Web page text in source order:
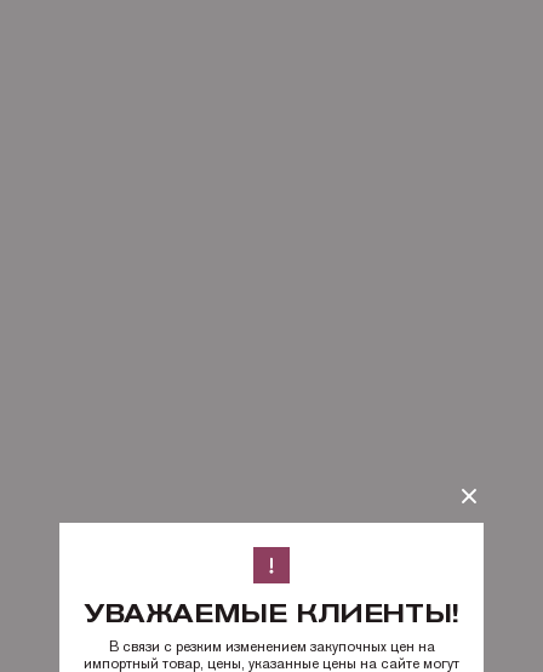
УВАЖАЕМЫЕ КЛИЕНТЫ!
В связи с резким изменением закупочных цен на
импортный товар, цены, указанные цены на сайте могут